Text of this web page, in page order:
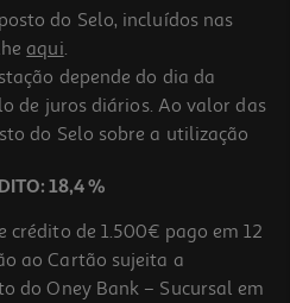
Corpo
do Selo, incluídos nas
aqui.
depende do dia da
de juros diários. Ao valor das
do Selo sobre a utilização
18,4 %
de 1.500€ pago em 12
ao Cartão sujeita a
do Oney Bank – Sucursal em